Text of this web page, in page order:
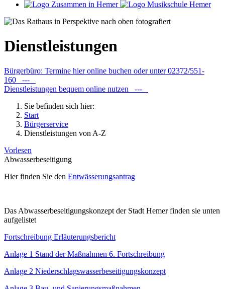
Dienstleistungen
Bürgerbüro: Termine hier online buchen oder unter 02372/551-
160 ---
Dienstleistungen bequem online nutzen ---
Sie befinden sich hier:
Start
Bürgerservice
Dienstleistungen von A-Z
Vorlesen
Abwasserbeseitigung
Hier finden Sie den Entwässerungsantrag
Das Abwasserbeseitigungskonzept der Stadt Hemer finden sie unten
aufgelistet
Fortschreibung Erläuterungsbericht
Anlage 1 Stand der Maßnahmen 6. Fortschreibung
Anlage 2 Niederschlagswasserbeseitigungskonzept